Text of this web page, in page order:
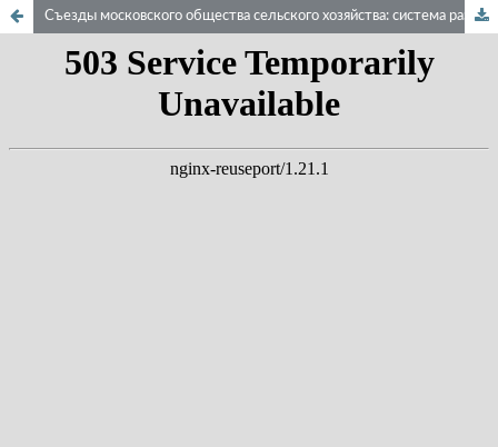
Съезды московского общества сельского хозяйства: система развития аграрных преобразований. XIX – начало XX в..